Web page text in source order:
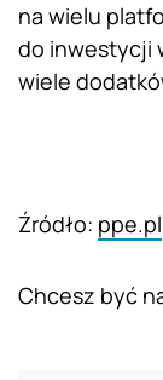
na wielu
do inwestycji
wiele
Źródło: ppe.pl
Chcesz być